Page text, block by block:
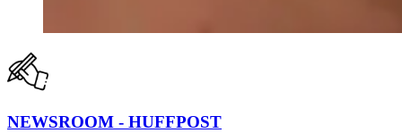
NEWSROOM - HUFFPOST